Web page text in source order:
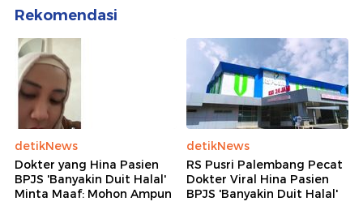
Rekomendasi
detikNews
Dokter yang Hina Pasien
BPJS 'Banyakin Duit Halal'
Minta Maaf: Mohon Ampun
detikNews
RS Pusri Palembang Pecat
Dokter Viral Hina Pasien
BPJS 'Banyakin Duit Halal'